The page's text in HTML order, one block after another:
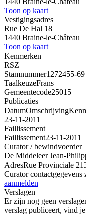
Toon op kaart
Vestigingsadres
Rue De Hal 18
1440 Braine-le-Château
Toon op kaart
Kenmerken
RSZ
Stamnummer1272455-69
TaalkeuzeFrans
Gemeentecode25015
Publicaties
DatumOmschrijving
23-11-2011
Faillissement
Faillissement23-11-2011
Curator / bewindvoerder
De Middeleer Jean-
AdresRue Provinciale
Curator
aanmelden
Verslagen
Er zijn nog geen
verslag publiceert, vind